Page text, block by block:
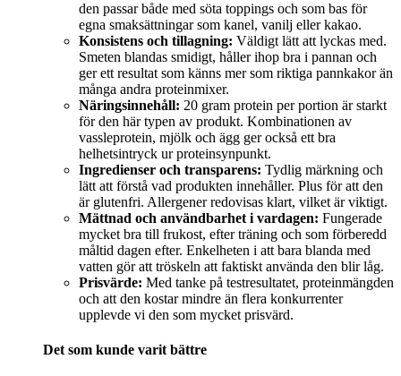
den passar både med söta toppings och som bas för
egna smaksättningar som kanel, vanilj eller kakao.
Konsistens och tillagning: Väldigt lätt att lyckas med.
Smeten blandas smidigt, håller ihop bra i pannan och
ger ett resultat som känns mer som riktiga pannkakor än
många andra proteinmixer.
Näringsinnehåll: 20 gram protein per portion är starkt
för den här typen av produkt. Kombinationen av
vassleprotein, mjölk och ägg ger också ett bra
helhetsintryck ur proteinsynpunkt.
Ingredienser och transparens: Tydlig märkning och
lätt att förstå vad produkten innehåller. Plus för att den
är glutenfri. Allergener redovisas klart, vilket är viktigt.
Mättnad och användbarhet i vardagen: Fungerade
mycket bra till frukost, efter träning och som förberedd
måltid dagen efter. Enkelheten i att bara blanda med
vatten gör att tröskeln att faktiskt använda den blir låg.
Prisvärde: Med tanke på testresultatet, proteinmängden
och att den kostar mindre än flera konkurrenter
upplevde vi den som mycket prisvärd.
Det som kunde varit bättre